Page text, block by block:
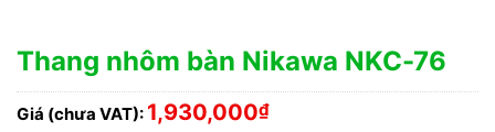
Thang nhôm bàn Nikawa NKC-76
Giá (chưa VAT): 1,930,000₫